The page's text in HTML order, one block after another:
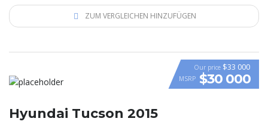
ZUM VERGLEICHEN HINZUFÜGEN
VIDEO
Our price $33 000
MSRP $30 000
Hyundai Tucson 2015